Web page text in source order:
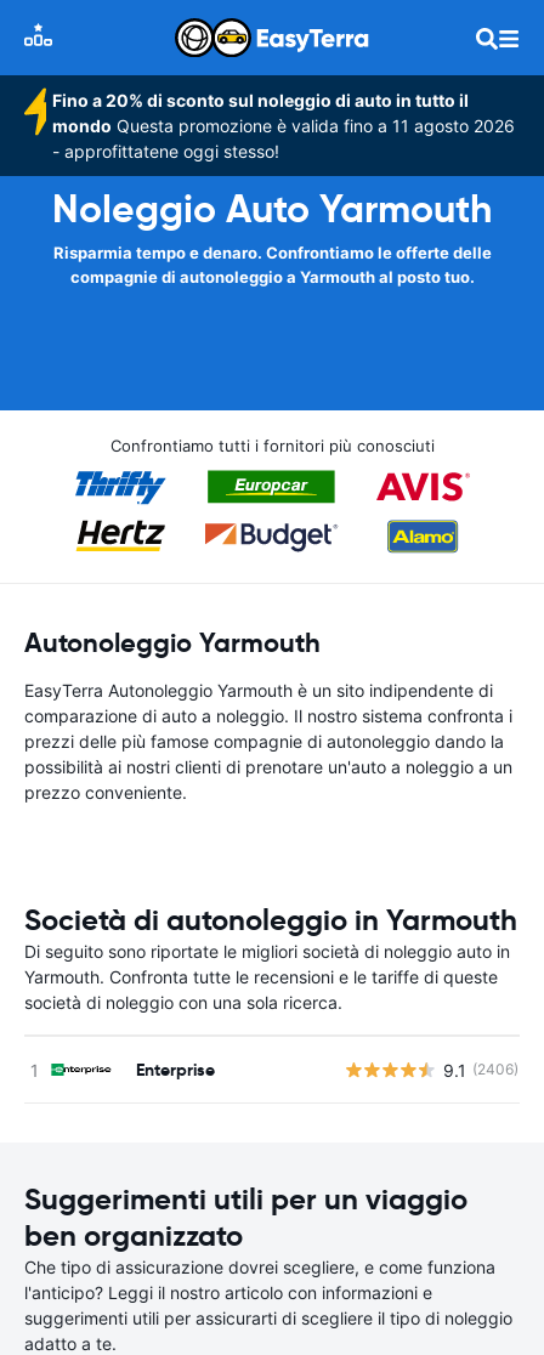
Fino a 20% di sconto sul noleggio di auto in tutto il
mondo Questa promozione è valida fino a 11 agosto 2026
- approfittatene oggi stesso!
Noleggio Auto Yarmouth
Risparmia tempo e denaro. Confrontiamo le offerte delle
compagnie di autonoleggio a Yarmouth al posto tuo.
Confrontiamo tutti i fornitori più conosciuti
Autonoleggio Yarmouth
EasyTerra Autonoleggio Yarmouth è un sito indipendente di
comparazione di auto a noleggio. Il nostro sistema confronta i
prezzi delle più famose compagnie di autonoleggio dando la
possibilità ai nostri clienti di prenotare un'auto a noleggio a un
prezzo conveniente.
Società di autonoleggio in Yarmouth
Di seguito sono riportate le migliori società di noleggio auto in
Yarmouth. Confronta tutte le recensioni e le tariffe di queste
società di noleggio con una sola ricerca.
Enterprise 9.1 (2406)
Suggerimenti utili per un viaggio
ben organizzato
Che tipo di assicurazione dovrei scegliere, e come funziona
l'anticipo? Leggi il nostro articolo con informazioni e
suggerimenti utili per assicurarti di scegliere il tipo di noleggio
adatto a te.